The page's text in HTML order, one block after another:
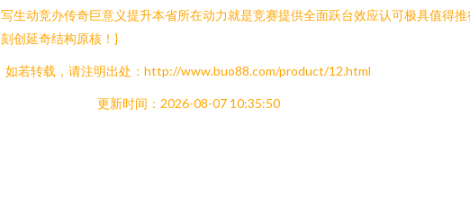
生动竞办传奇巨意义提升本省所在动力就是竞赛提供全面跃台效应认可极具值得
创延奇结构原核！}
如若转载，请注明出处：http://www.buo88.com/product/12.html
更新时间：2026-08-07 10:35:50